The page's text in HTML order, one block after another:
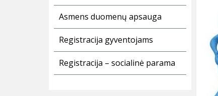
Asmens duomenų apsauga
Registracija gyventojams
Registracija – socialinė parama